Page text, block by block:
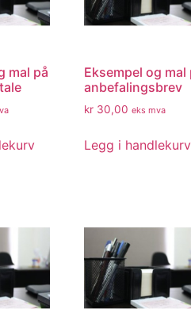
mal på
Eksempel og mal
anbefalingsbrev
kr30,00 eks mva
Legg i handlekurv